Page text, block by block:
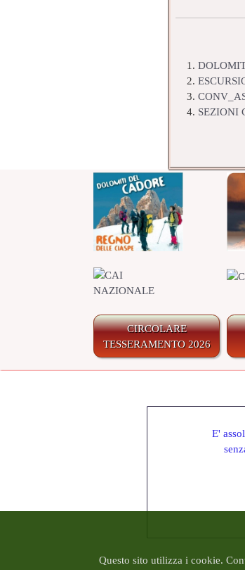
SEZIONI
CIRCOLARE
TESSERAMENTO 2026
E'
Questo sito utilizza i cookie.